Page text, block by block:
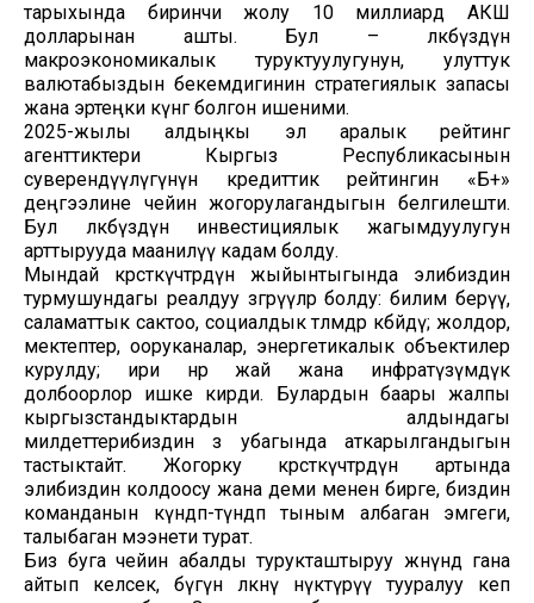
тарыхында биринчи жолу 10 миллиард АКШ
долларынан ашты. Бул – өлкөбүздүн
макроэкономикалык туруктуулугунун, улуттук
валютабыздын бекемдигинин стратегиялык запасы
жана эртеңки күнгө болгон ишеними.
2025-жылы алдыңкы эл аралык рейтинг
агенттиктери Кыргыз Республикасынын
суверендүүлүгүнүн кредиттик рейтингин «Б+»
деңгээлине чейин жогорулагандыгын белгилешти.
Бул өлкөбүздүн инвестициялык жагымдуулугун
арттырууда маанилүү кадам болду.
Мындай көрсөткүчтөрдүн жыйынтыгында элибиздин
турмушундагы реалдуу өзгөрүүлөр болду: билим берүү,
саламаттык сактоо, социалдык төлөмдөр көбөйдү; жолдор,
мектептер, ооруканалар, энергетикалык объектилер
курулду; ири өнөр жай жана инфратүзүмдүк
долбоорлор ишке кирди. Булардын баары жалпы
кыргызстандыктардын алдындагы
милдеттерибиздин өз убагында аткарылгандыгын
тастыктайт. Жогорку көрсөткүчтөрдүн артында
элибиздин колдоосу жана деми менен бирге, биздин
команданын күндөп-түндөп тыным албаган эмгеги,
талыбаган мээнети турат.
Биз буга чейин абалды турукташтыруу жөнүндө гана
айтып келсек, бүгүн өлкөнү өнүктүрүү тууралуу кеп